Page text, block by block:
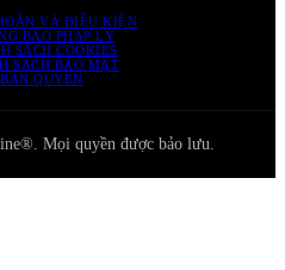
VÀ ĐIỀU KIỆN
BÁO PHÁP LÝ
SÁCH COOKIES
SÁCH BẢO MẬT
BẢN QUYỀN
Mọi quyền được bảo lưu.